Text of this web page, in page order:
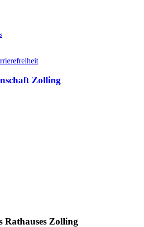
Zolling
Rathauses Zolling